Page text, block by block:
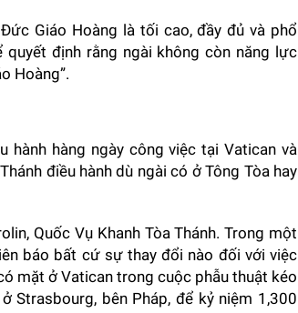
Giáo Hoàng là tối cao, đầy đủ và phổ
định rằng ngài không còn năng lực
Hoàng”.
hành hàng ngày công việc tại Vatican và
điều hành dù ngài có ở Tông Tòa hay
Quốc Vụ Khanh Tòa Thánh. Trong một
báo bất cứ sự thay đổi nào đối với việc
mặt ở Vatican trong cuộc phẫu thuật kéo
Strasbourg, bên Pháp, để kỷ niệm 1,300